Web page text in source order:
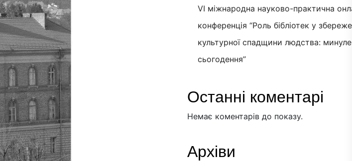
VI міжнародна науково-практична
конференція “Роль бібліотек у
культурної спадщини людства:
сьогодення”
Останні коментарі
Немає коментарів до показу.
Архіви